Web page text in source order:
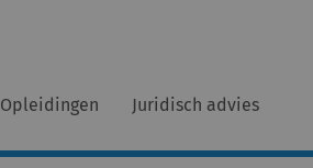
Opleidingen Juridisch advies